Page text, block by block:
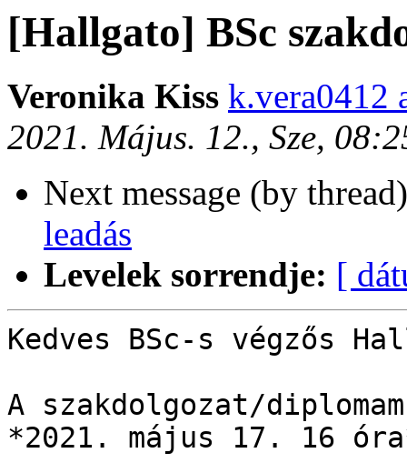
[Hallgato] BSc
Veronika Kiss k.vera0412
2021. Május. 12., Sze,
Next message (by
leadás
Levelek sorrendje: [
Kedves BSc-s végzős
A szakdolgozat/
*2021. május 17. 16